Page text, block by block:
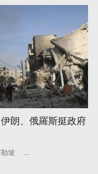
朗、俄羅斯挺政府
坡 ...